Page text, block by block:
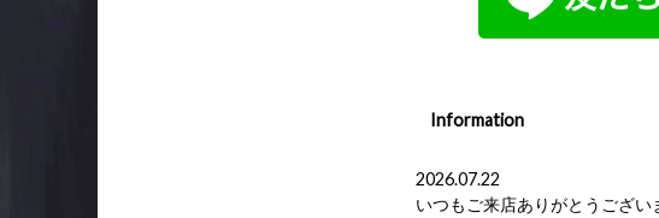
Information
2026.07.22
いつもご来店ありがとうござい